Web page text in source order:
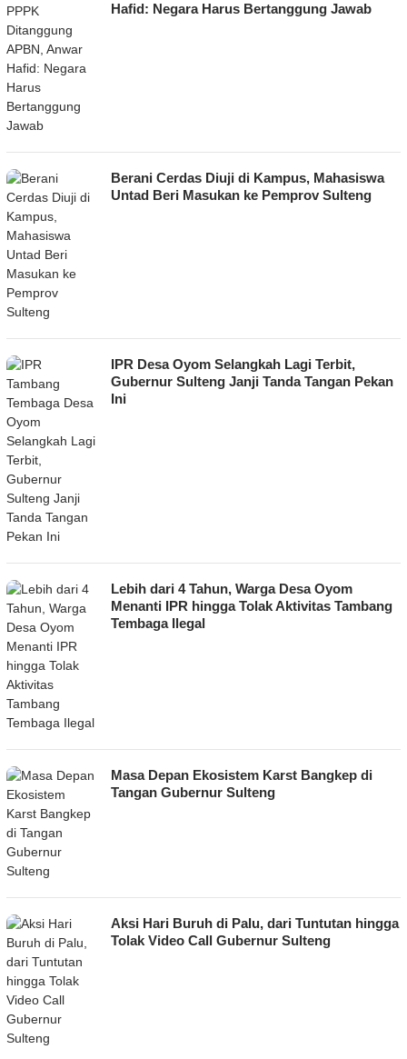
Hafid: Negara Harus Bertanggung Jawab
Berani Cerdas Diuji di Kampus, Mahasiswa
Untad Beri Masukan ke Pemprov Sulteng
IPR Desa Oyom Selangkah Lagi Terbit,
Gubernur Sulteng Janji Tanda Tangan Pekan
Ini
Lebih dari 4 Tahun, Warga Desa Oyom
Menanti IPR hingga Tolak Aktivitas Tambang
Tembaga Ilegal
Masa Depan Ekosistem Karst Bangkep di
Tangan Gubernur Sulteng
Aksi Hari Buruh di Palu, dari Tuntutan hingga
Tolak Video Call Gubernur Sulteng